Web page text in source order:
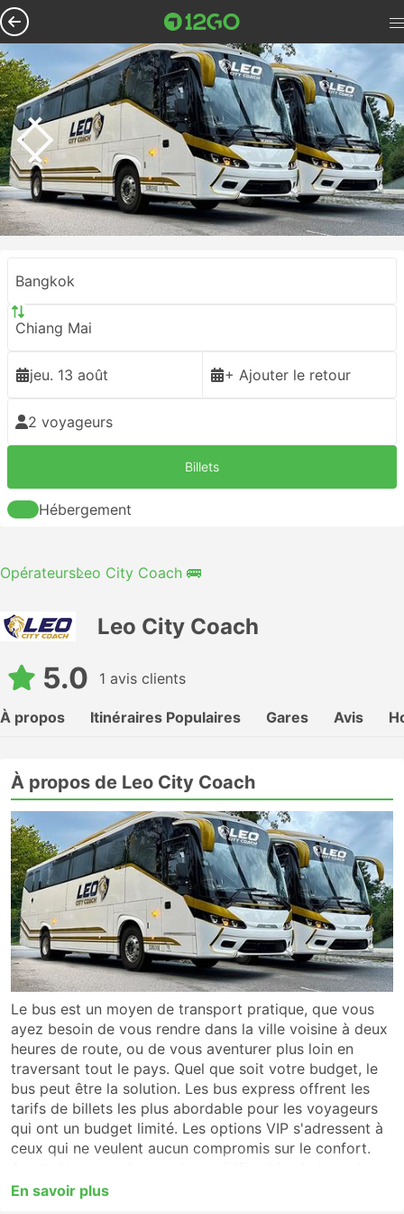
Bangkok
Chiang Mai
jeu. 13 août + Ajouter le retour
2 voyageurs
Billets
Hébergement
OpérateursLeo City Coach 🚌
Leo City Coach
5.0 1 avis clients
À propos Itinéraires Populaires Gares Avis
À propos de Leo City Coach
Le bus est un moyen de transport pratique, que vous
ayez besoin de vous rendre dans la ville voisine à deux
heures de route, ou de vous aventurer plus loin en
traversant tout le pays. Quel que soit votre budget, le
bus peut être la solution. Les bus express offrent les
tarifs de billets les plus abordable pour les voyageurs
qui ont un budget limité. Les options VIP s'adressent à
ceux qui ne veulent aucun compromis sur le confort.
service qui vous convient le mieux. Pour un voyage
En savoir plus